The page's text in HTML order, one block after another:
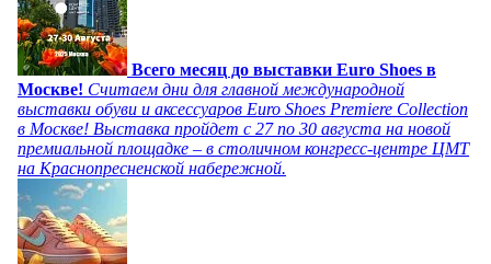
Всего месяц до выставки Euro Shoes в
Москве! Считаем дни для главной международной
выставки обуви и аксессуаров Euro Shoes Premiere Collection
в Москве! Выставка пройдет с 27 по 30 августа на новой
премиальной площадке – в столичном конгресс-центре ЦМТ
на Краснопресненской набережной.